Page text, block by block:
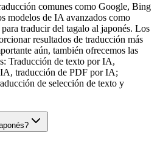
comunes como Google, Bing
modelos de IA avanzados como
traducir del tagalo al japonés. Los
resultados de traducción más
aún, también ofrecemos las
Traducción de texto por IA,
traducción de PDF por IA;
de selección de texto y